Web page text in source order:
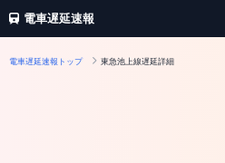
電車遅延速報
電車遅延速報トップ 東急池上線遅延詳細